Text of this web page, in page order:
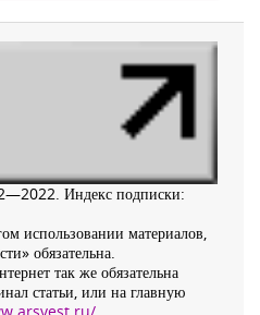
Индекс подписки:
использовании материалов,
обязательна.
так же обязательна
статьи, или на главную